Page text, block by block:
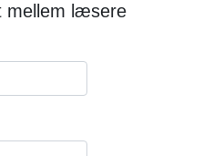
mellem læsere